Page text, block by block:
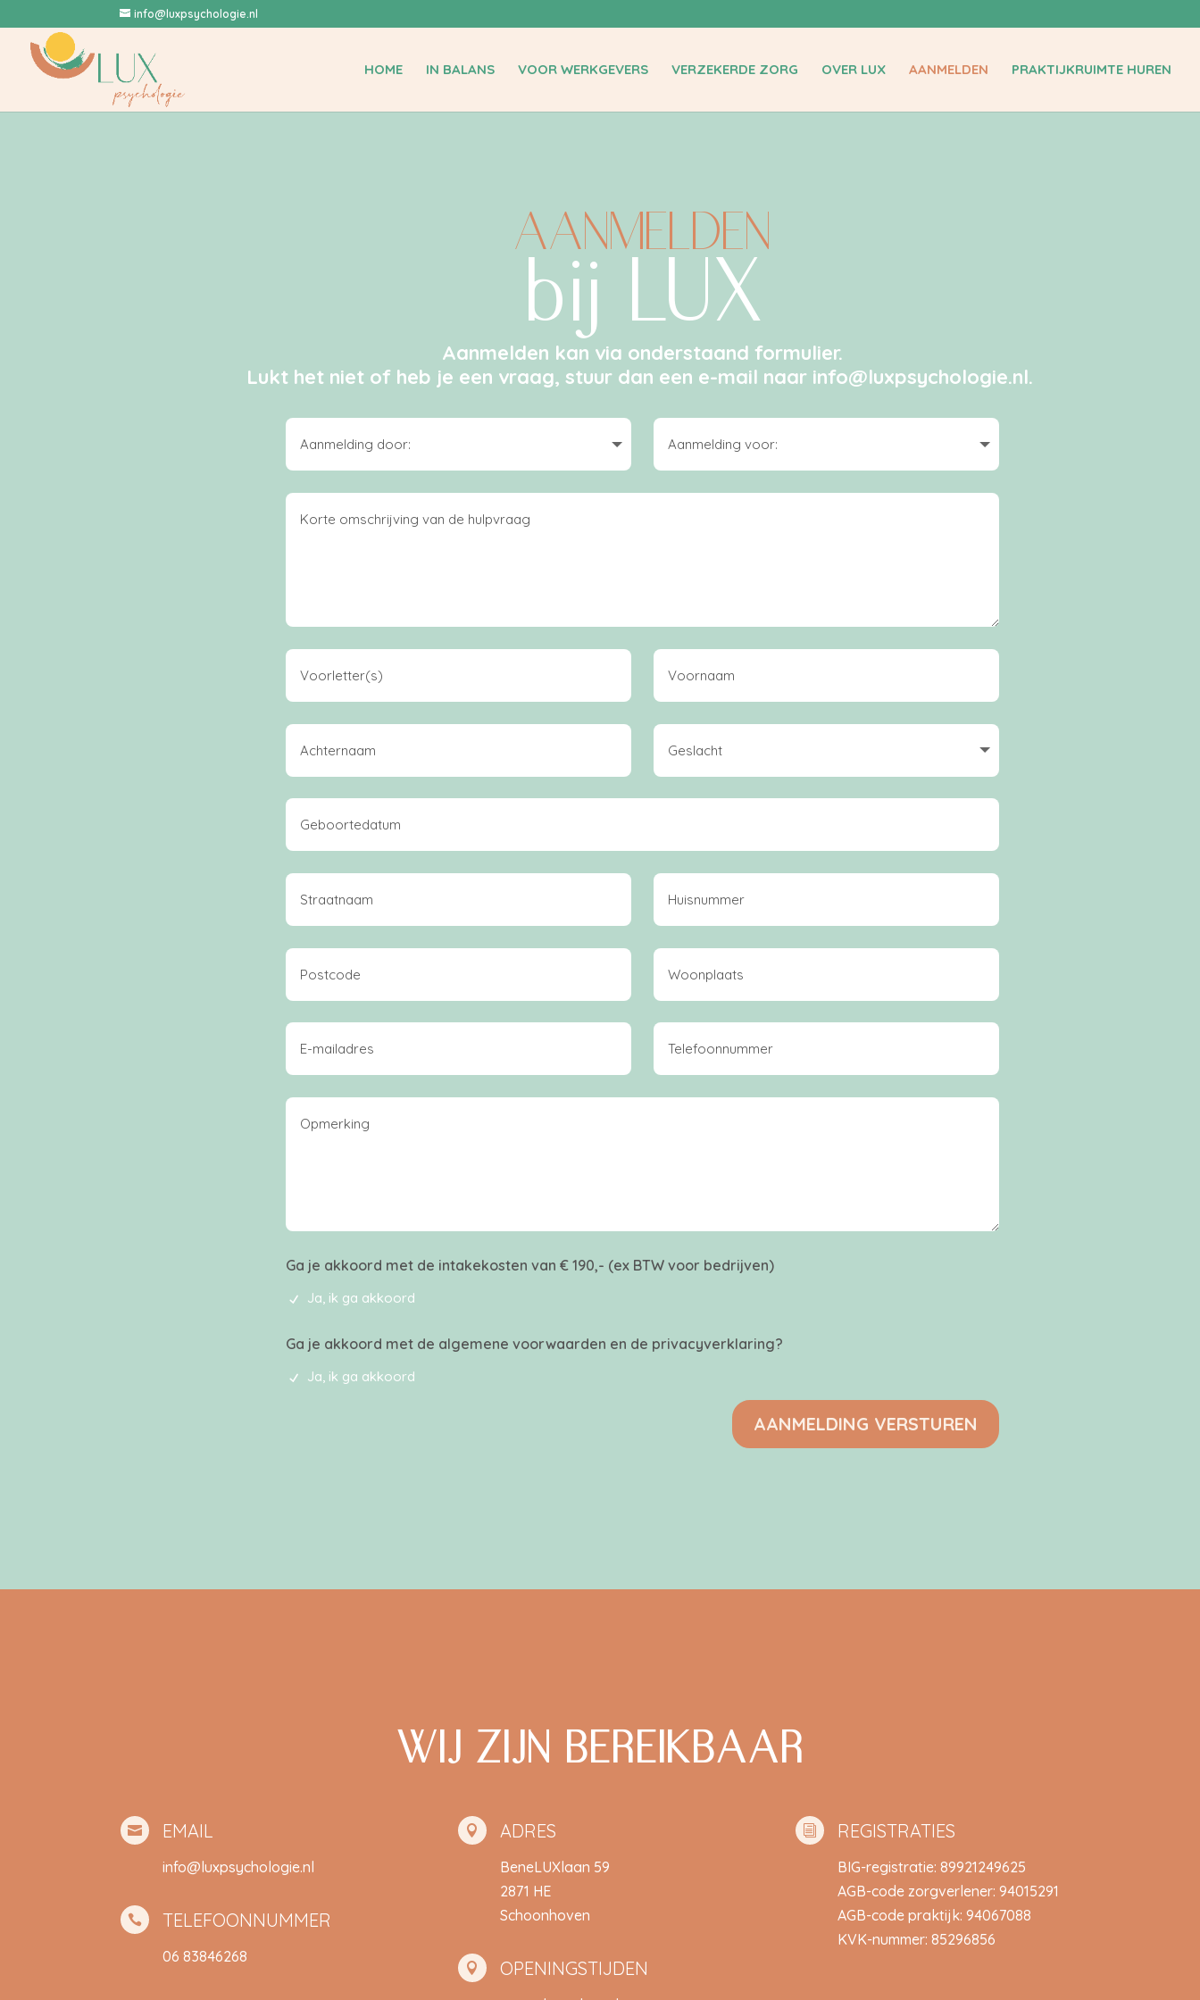
info@luxpsychologie.nl
HOME IN BALANS VOOR WERKGEVERS VERZEKERDE ZORG OVER LUX AANMELDEN PRAKTIJKRUIMTE HUREN
AANMELDEN
bij LUX
Aanmelden kan via onderstaand formulier.
Lukt het niet of heb je een vraag, stuur dan een e-mail naar info@luxpsychologie.nl.
Ga je akkoord met de intakekosten van € 190,- (ex BTW voor bedrijven)
Ja, ik ga akkoord
Ga je akkoord met de algemene voorwaarden en de privacyverklaring?
Ja, ik ga akkoord
AANMELDING VERSTUREN
WIJ ZIJN BEREIKBAAR
 EMAIL
info@luxpsychologie.nl
 TELEFOONNUMMER
06 83846268
 ADRES
BeneLUXlaan 59
2871 HE
Schoonhoven
 OPENINGSTIJDEN
i REGISTRATIES
BIG-registratie: 89921249625
AGB-code zorgverlener: 94015291
AGB-code praktijk: 94067088
KVK-nummer: 85296856